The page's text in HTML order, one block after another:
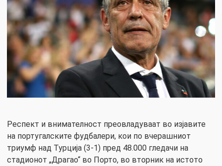
Респект и внимателност преовладуваат во изјавите
на португалските фудбалери, кои по вчерашниот
триумф над Турција (3-1) пред 48.000 гледачи на
стадионот „Драгао“ во Порто, во вторник на истото